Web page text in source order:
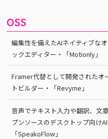
OSS
編集性を備えたAIネイティブな
ックエディター・「Motionly」
Framer代替として開発されたオ
トビルダー・「Revyme」
音声でテキスト入力や翻訳、文
プンソースのデスクトップ向け
「SpeakoFlow」